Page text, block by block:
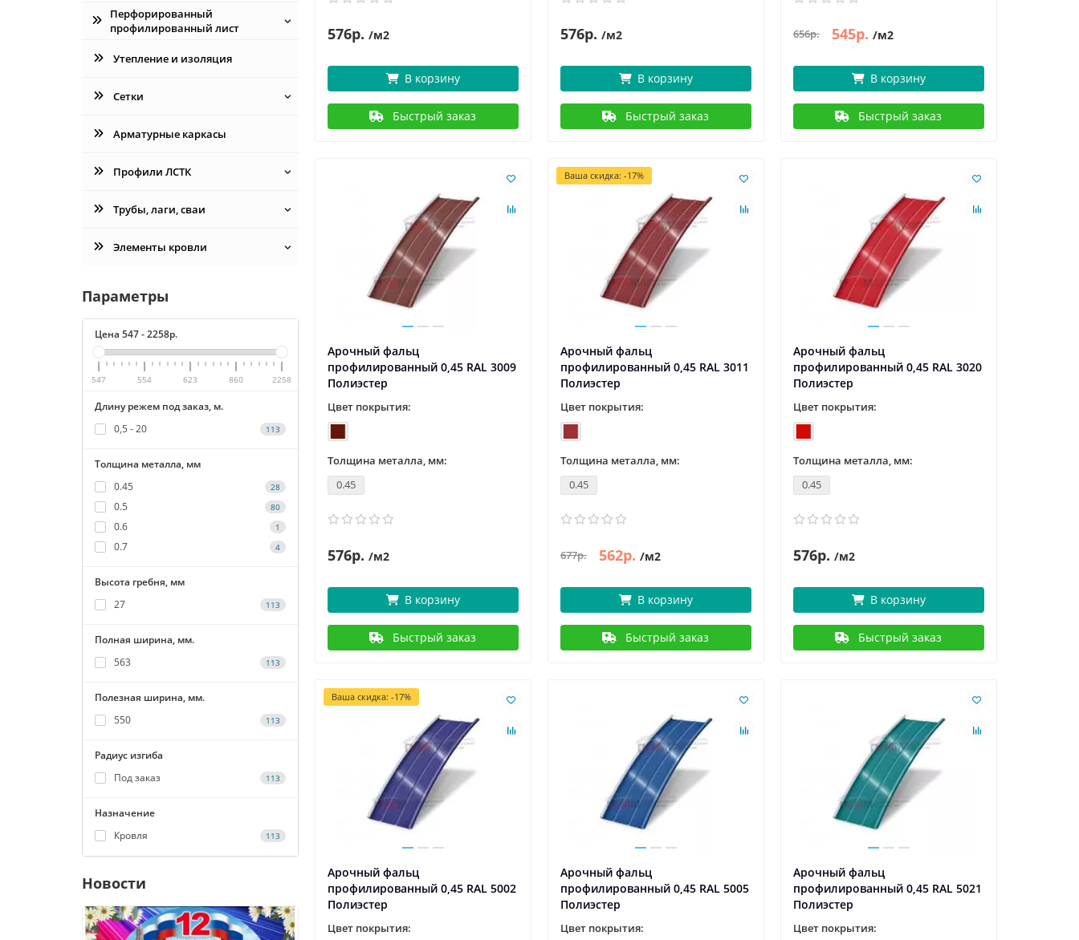
Перфорированный
профилированный лист
Утепление и изоляция
Сетки
Арматурные каркасы
Профили ЛСТК
Трубы, лаги, сваи
Элементы кровли
Параметры
Цена 547-2258р.
547 554 623 860 2258
Длину режем под заказ, м.
0,5 - 20
113
Толщина металла, мм
0.45
28
0.5 80
0.6 1
0.7 4
Высота гребня, мм
27
113
Полная ширина, мм.
563
113
Полезная ширина, мм.
550
113
Радиус изгиба
Под заказ
113
Назначение
Кровля
113
Новости
576р. /м2
В корзину
Быстрый заказ
576р. /м2
В корзину
Быстрый заказ
656р. 545р. /м2
В корзину
Быстрый заказ
Арочный фальц
профилированный 0,45 RAL 3009
Полиэстер
Цвет покрытия:
Толщина металла, мм:
0.45
576р. /м2
В корзину
Быстрый заказ
Ваша скидка: -17%
Арочный фальц
профилированный 0,45 RAL 3011
Полиэстер
Цвет покрытия:
Толщина металла, мм:
0.45
677р. 562р. /м2
В корзину
Быстрый заказ
Арочный фальц
профилированный 0,45 RAL 3020
Полиэстер
Цвет покрытия:
Толщина металла, мм:
0.45
576р. /м2
В корзину
Быстрый заказ
Ваша скидка: -17%
Арочный фальц
профилированный 0,45 RAL 5002
Полиэстер
Цвет покрытия:
Арочный фальц
профилированный 0,45 RAL 5005
Полиэстер
Цвет покрытия:
Арочный фальц
профилированный 0,45 RAL 5021
Полиэстер
Цвет покрытия: